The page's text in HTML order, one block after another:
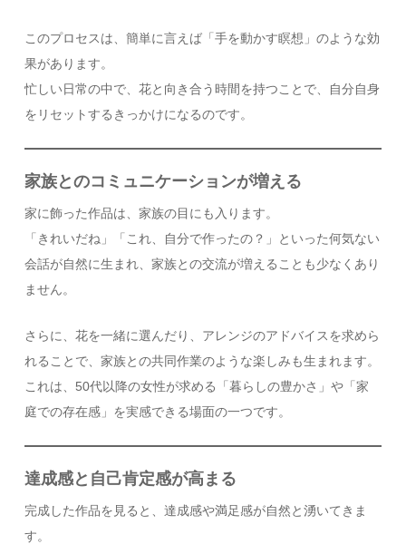
このプロセスは、簡単に言えば「手を動かす瞑想」のような効
果があります。
忙しい日常の中で、花と向き合う時間を持つことで、自分自身
をリセットするきっかけになるのです。
家族とのコミュニケーションが増える
家に飾った作品は、家族の目にも入ります。
「きれいだね」「これ、自分で作ったの？」といった何気ない
会話が自然に生まれ、家族との交流が増えることも少なくあり
ません。
さらに、花を一緒に選んだり、アレンジのアドバイスを求めら
れることで、家族との共同作業のような楽しみも生まれます。
これは、50代以降の女性が求める「暮らしの豊かさ」や「家
庭での存在感」を実感できる場面の一つです。
達成感と自己肯定感が高まる
完成した作品を見ると、達成感や満足感が自然と湧いてきま
す。